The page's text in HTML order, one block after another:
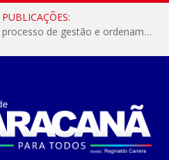
Resex Maracanã avança no processo de gestão e ordenamento do turismo em nossas áreas protegidas.